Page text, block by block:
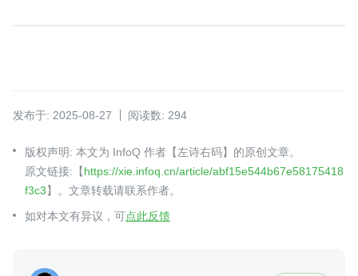
发布于: 2025-08-27 阅读数: 294
版权声明: 本文为 InfoQ 作者【左诗右码】的原创文章。
原文链接:【https://xie.infoq.cn/article/abf15e544b67e58175418
f3c3】。文章转载请联系作者。
如对本文有异议，可点此反馈